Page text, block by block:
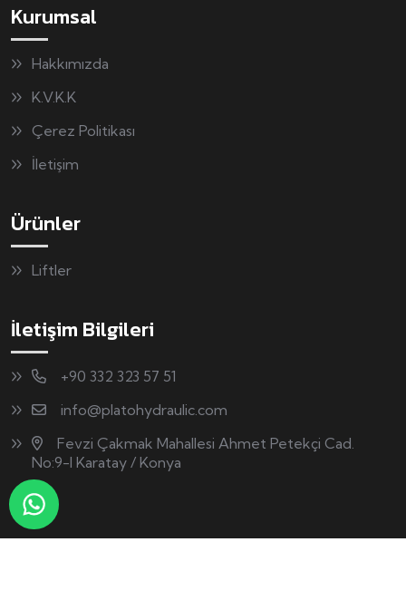
Kurumsal
Hakkımızda
K.V.K.K
Çerez Politikası
İletişim
Ürünler
Liftler
İletişim Bilgileri
+90 332 323 57 51
info@platohydraulic.com
Fevzi Çakmak Mahallesi Ahmet Petekçi Cad.
No:9-l Karatay / Konya